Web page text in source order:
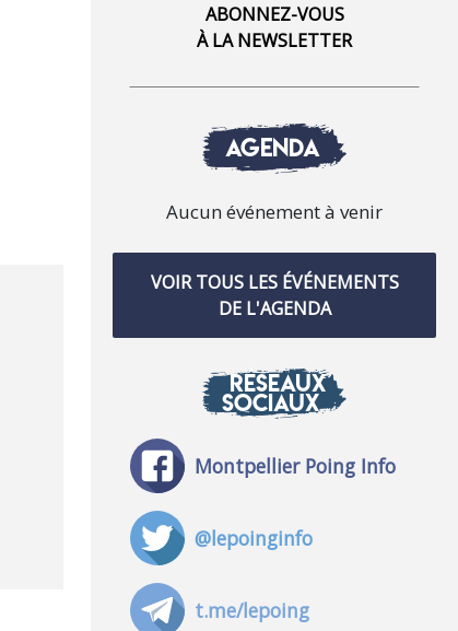
ABONNEZ-VOUS
À LA NEWSLETTER
AGENDA
Aucun événement à venir
VOIR TOUS LES ÉVÉNEMENTS
DE L'AGENDA
RÉSEAUX
SOCIAUX
Montpellier Poing Info
@lepoinginfo
t.me/lepoing